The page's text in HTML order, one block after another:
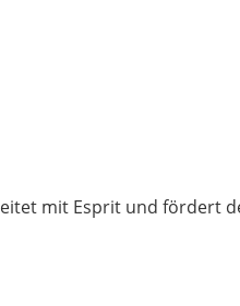
mit Esprit und fördert